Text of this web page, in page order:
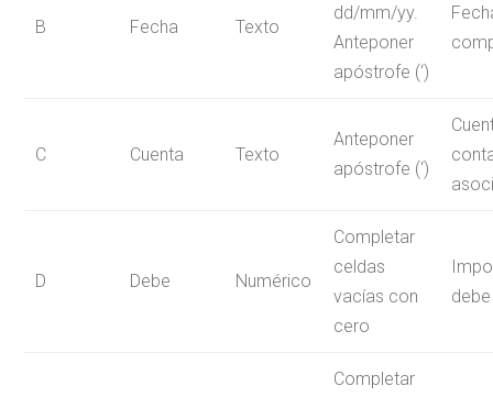
B Fecha Texto
dd/mm/yy.
Anteponer
apóstrofe (‘)
C Cuenta Texto
Anteponer
apóstrofe (‘)
D Debe Numérico
Completar
celdas
vacías con
cero
debe
Completar